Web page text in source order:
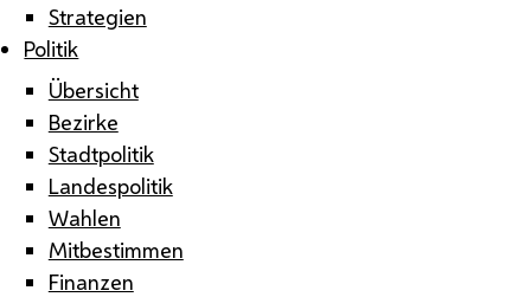
Strategien
Politik
Übersicht
Bezirke
Stadtpolitik
Landespolitik
Wahlen
Mitbestimmen
Finanzen